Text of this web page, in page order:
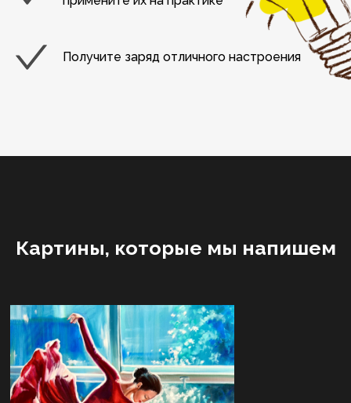
Получите заряд отличного настроения
Картины, которые мы напишем